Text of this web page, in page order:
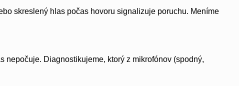
skreslený hlas počas hovoru signalizuje poruchu. Meníme
nepočuje. Diagnostikujeme, ktorý z mikrofónov (spodný,